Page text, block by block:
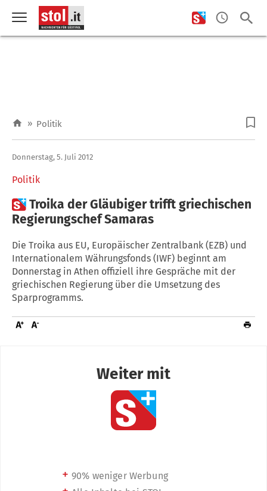
» Politik
Politik
Donnerstag, 5. Juli 2012
Troika der Gläubiger trifft griechischen
Regierungschef Samaras
Die Troika aus EU, Europäischer Zentralbank (EZB) und
Internationalem Währungsfonds (IWF) beginnt am
Donnerstag in Athen offiziell ihre Gespräche mit der
griechischen Regierung über die Umsetzung des
Sparprogramms.